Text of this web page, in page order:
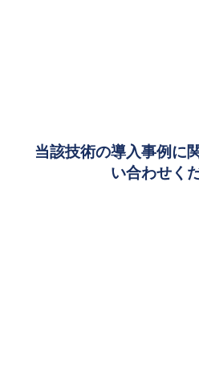
当該技術の導入事例に
い合わせく